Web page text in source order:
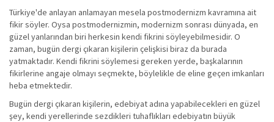
Türkiye'de anlayan anlamayan mesela postmodernizm kavramına ait
fikir söyler. Oysa postmodernizmin, modernizm sonrası dünyada, en
güzel yanlarından biri herkesin kendi fikrini söyleyebilmesidir. O
zaman, bugün dergi çıkaran kişilerin çelişkisi biraz da burada
yatmaktadır. Kendi fikrini söylemesi gereken yerde, başkalarının
fikirlerine angaje olmayı seçmekte, böylelikle de eline geçen imkanları
heba etmektedir.
Bugün dergi çıkaran kişilerin, edebiyat adına yapabilecekleri en güzel
şey, kendi yerellerinde sezdikleri tuhaflıkları edebiyatın büyük